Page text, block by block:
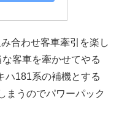
合わせ客車牽引を楽し
客車を牽かせてやる
ハ181系の補機とする
まうのでパワーパック